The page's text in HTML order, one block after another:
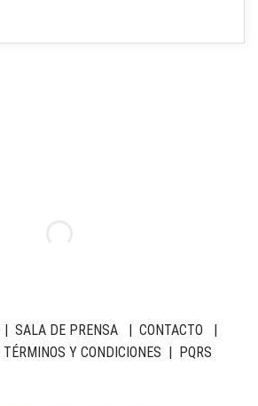
SALA DE PRENSA| CONTACTO |
TÉRMINOS Y CONDICIONES | PQRS